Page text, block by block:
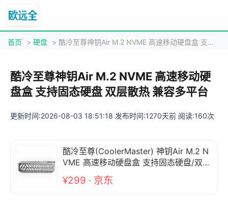
首页 > 硬盘 > 酷冷至尊神钥Air M.2 NVME 高速移动硬盘盒 支持固态硬盘 双层散热 兼容多平台
酷冷至尊神钥Air M.2 NVME 高速移动硬
盘盒 支持固态硬盘 双层散热 兼容多平台
更新时间:2026-08-03 18:51:18 发布时间:1270天前 阅读:160次
酷冷至尊(CoolerMaster) 神钥Air M.2 N
VME 高速移动硬盘盒 支持固态硬盘/双层
散热/免工具拆装/兼容多平台
¥299 · 京东